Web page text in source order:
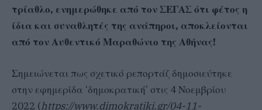
τρίαθλο, ενημερώθηκε από τον ΣΕΓΑΣ ότι φέτος η
ίδια και συναθλητές της ανάπηροι, αποκλείονται
από τον Αυθεντικό Μαραθώνιο της Αθήνας!
Σημειώνεται πως σχετικό ρεπορτάζ δημοσιεύτηκε
στην εφημερίδα ‘δημοκρατική’ στις 4 Νοεμβρίου
2022 (https://www.dimokratiki.gr/04-11-